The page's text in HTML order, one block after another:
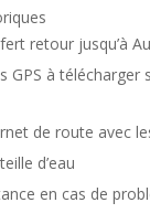
retour jusqu’à
GPS à télécharger
de route avec
d’eau
en cas de